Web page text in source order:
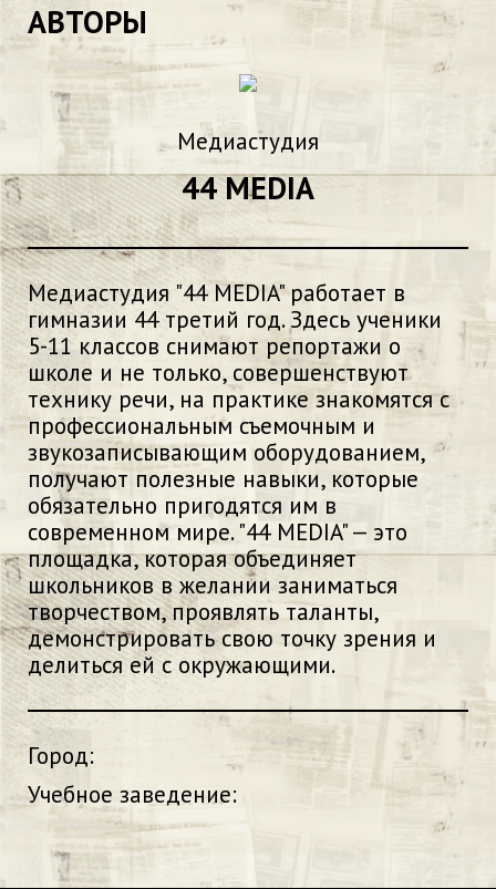
АВТОРЫ
Медиастудия
44 MEDIA
Медиастудия "44 MEDIA" работает в
гимназии 44 третий год. Здесь ученики
5-11 классов снимают репортажи о
школе и не только, совершенствуют
технику речи, на практике знакомятся с
профессиональным съемочным и
звукозаписывающим оборудованием,
получают полезные навыки, которые
обязательно пригодятся им в
современном мире. "44 MEDIA" — это
площадка, которая объединяет
школьников в желании заниматься
творчеством, проявлять таланты,
демонстрировать свою точку зрения и
делиться ей с окружающими.
Город:
Учебное заведение: